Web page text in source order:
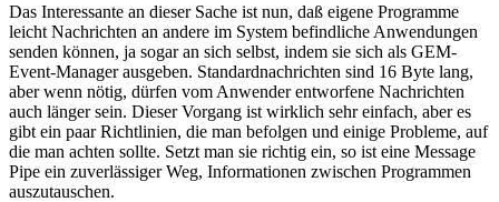
Das Interessante an dieser Sache ist nun, daß eigene Programme
leicht Nachrichten an andere im System befindliche Anwendungen
senden können, ja sogar an sich selbst, indem sie sich als GEM-
Event-Manager ausgeben. Standardnachrichten sind 16 Byte lang,
aber wenn nötig, dürfen vom Anwender entworfene Nachrichten
auch länger sein. Dieser Vorgang ist wirklich sehr einfach, aber es
gibt ein paar Richtlinien, die man befolgen und einige Probleme, auf
die man achten sollte. Setzt man sie richtig ein, so ist eine Message
Pipe ein zuverlässiger Weg, Informationen zwischen Programmen
auszutauschen.